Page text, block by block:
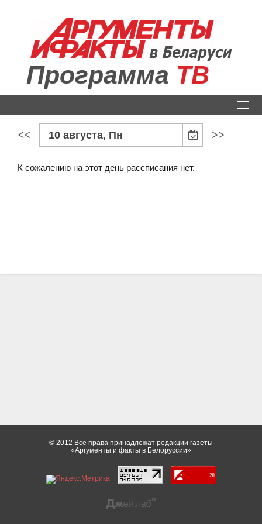
Программа ТВ
<< 10 августа, Пн >>
К сожалению на этот день рассписания нет.
© 2012 Все права принадлежат редакции газеты
«Аргументы и факты в Белоруссии»